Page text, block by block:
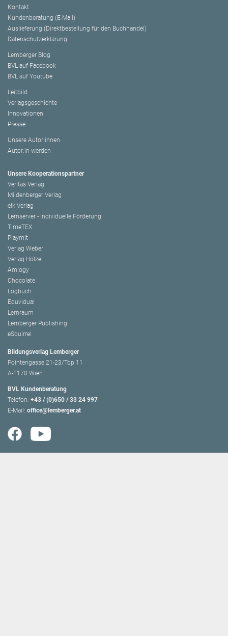
Kontakt
Kundenberatung (E-Mail)
Auslieferung (Direktbestellung für den Buchhandel)
Datenschutzerklärung
Lemberger Blog
BVL auf Facebook
BVL auf Youtube
Leitbild
Verlagsgeschichte
Innovationen
Presse
Unsere Autor:innen
Autor:in werden
Unsere Kooperationspartner
Veritas Verlag
Mildenberger Verlag
elk Verlag
Lernserver - Individuelle Förderung
TimeTEX
Playmit
Verlag Weber
Verlag Hölzel
Amlogy
Chocolate
Logbuch
Eduvidual
Lernraum
Lemberger Publishing
eSquirrel
Bildungsverlag Lemberger
Pointengasse 21-23/Top 11
A-1170 Wien
BVL Kundenberatung
Telefon: +43 / (0)650 / 33 24 997
E-Mail: office@lemberger.at